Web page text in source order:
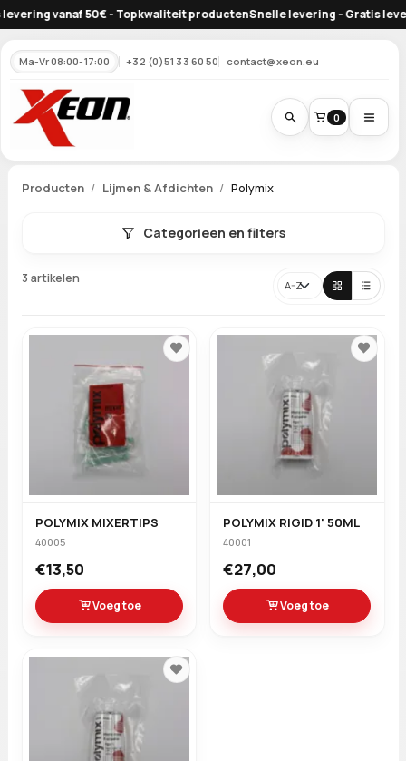
vanaf 50€ - Topkwaliteit productenSnelle levering - Gratis
Ma-Vr 08:00-17:00 +32 (0)51 33 60 50 contact@xeon.eu
0
Producten Lijmen & Afdichten Polymix
Categorieen en filters
3 artikelen
Sorteren
POLYMIX MIXERTIPS
40005
€13,50
Voeg toe
POLYMIX RIGID 1' 50ML
40001
€27,00
Voeg toe